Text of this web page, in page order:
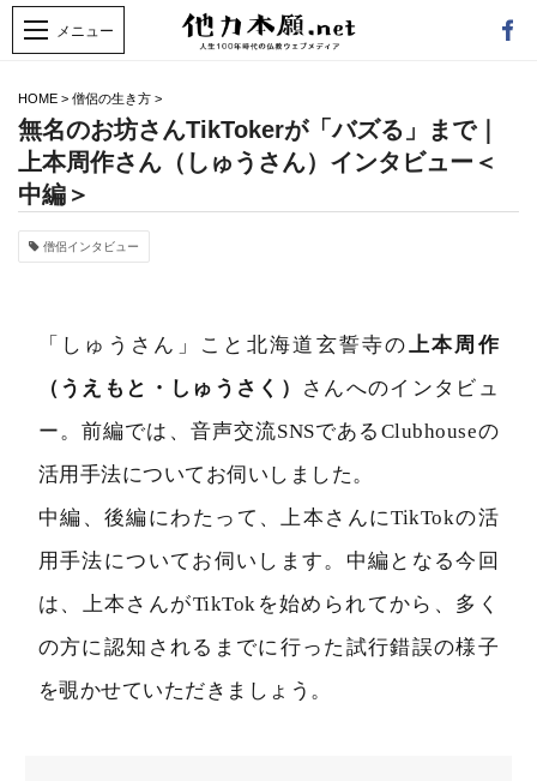
HOME > 僧侶の生き方 >
無名のお坊さんTikTokerが「バズる」まで｜
上本周作さん（しゅうさん）インタビュー＜
中編＞
僧侶インタビュー
「しゅうさん」こと北海道玄誓寺の上本周作
（うえもと・しゅうさく）
さんへのインタビュ
ー。前編では、音声交流SNSであるClubhouseの
活用手法についてお伺いしました。
中編、後編にわたって、上本さんにTikTokの活
用手法についてお伺いします。中編となる今回
は、上本さんがTikTokを始められてから、多く
の方に認知されるまでに行った試行錯誤の様子
を覗かせていただきましょう。